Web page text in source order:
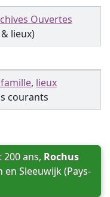
Ouvertes
lieux)
, lieux
courants
ans, Rochus
en Sleeuwijk (Pays-